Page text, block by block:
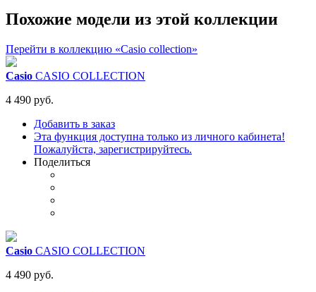
Похожие модели из этой коллекции
Перейти в коллекцию «Casio collection»
Casio CASIO COLLECTION
4 490 руб.
Добавить в заказ
Эта функция доступна только из личного кабинета!
Пожалуйста, зарегистрируйтесь.
Поделиться
Casio CASIO COLLECTION
4 490 руб.